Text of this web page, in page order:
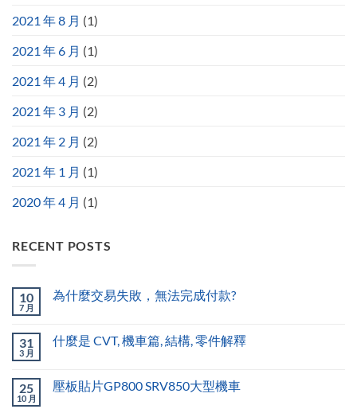
2021 年 8 月 (1)
2021 年 6 月 (1)
2021 年 4 月 (2)
2021 年 3 月 (2)
2021 年 2 月 (2)
2021 年 1 月 (1)
2020 年 4 月 (1)
RECENT POSTS
10
7 月
為什麼交易失敗，無法完成付款?
31
3 月
什麼是 CVT, 機車篇, 結構, 零件解釋
25
10 月
壓板貼片GP800 SRV850大型機車